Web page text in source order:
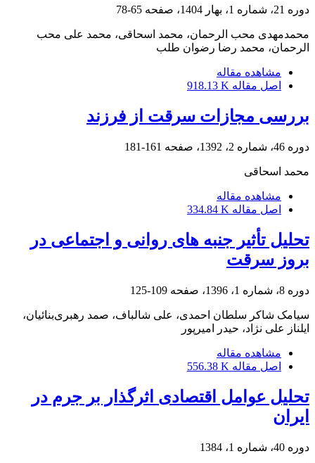
دوره 21، شماره 1، بهار 1404، صفحه 65-78
محمدمهدی محب الرحمان، محمد اسحاقی، محمد علی محب
الرحمان، محمد رضا رضوان طلب
مشاهده مقاله
اصل مقاله 918.13 K
بررسی مجازات سرقت از فرزند
دوره 46، شماره 2، 1392، صفحه 161-181
محمد اسحاقی
مشاهده مقاله
اصل مقاله 334.84 K
تحلیل تأثیر جنبه های روانی و اجتماعی در
بروز سرقت
دوره 8، شماره 1، 1396، صفحه 109-125
سیامک شاکر سلطان احمدی، علی ﺷﺎﻟﺒﺎف، صمد رﻫﺒﺮیﺑﻨﺎﺋﯿﺎن،
ایلناز علی نژاد، ﺣﯿﺪر اﻣﯿﺮﭘﻮر
مشاهده مقاله
اصل مقاله 556.38 K
تحلیل عوامل اقتصادی اثرگذار بر جرم در
ایران
دوره 40، شماره 1، 1384